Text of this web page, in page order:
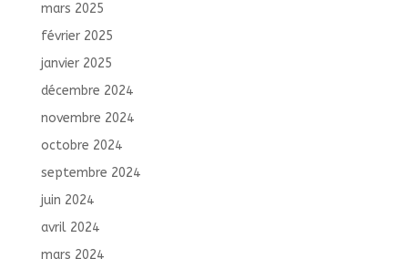
mars 2025
février 2025
janvier 2025
décembre 2024
novembre 2024
octobre 2024
septembre 2024
juin 2024
avril 2024
mars 2024